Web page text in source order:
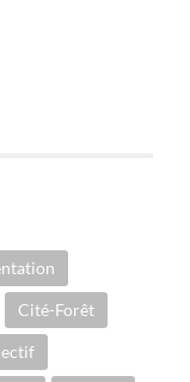
Cité-Forêt